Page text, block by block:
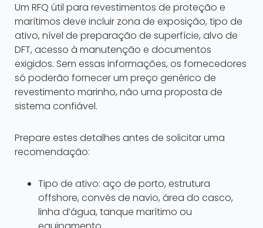
Um RFQ útil para revestimentos de proteção e
marítimos deve incluir zona de exposição, tipo de
ativo, nível de preparação de superfície, alvo de
DFT, acesso à manutenção e documentos
exigidos. Sem essas informações, os fornecedores
só poderão fornecer um preço genérico de
revestimento marinho, não uma proposta de
sistema confiável.
Prepare estes detalhes antes de solicitar uma
recomendação:
Tipo de ativo: aço de porto, estrutura
offshore, convés de navio, área do casco,
linha d’água, tanque marítimo ou